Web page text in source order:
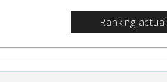
Ranking actual